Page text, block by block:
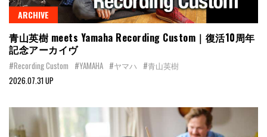
ARCHIVE
青山英樹 meets Yamaha Recording Custom｜復活10周年
記念アーカイヴ
#Recording Custom #YAMAHA #ヤマハ #青山英樹
2026.07.31 UP